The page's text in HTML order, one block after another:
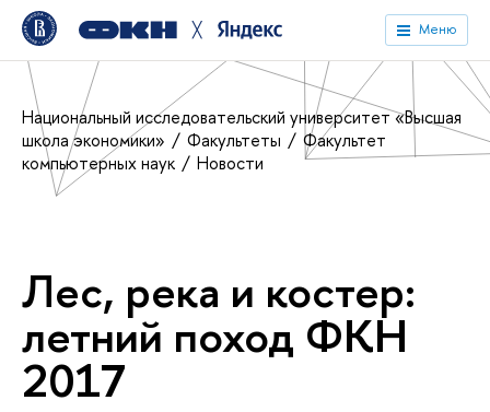
╳ Меню
Национальный исследовательский университет «Высшая
школа экономики»
Факультеты
Факультет
компьютерных наук
Новости
Лес, река и костер:
летний поход ФКН
2017